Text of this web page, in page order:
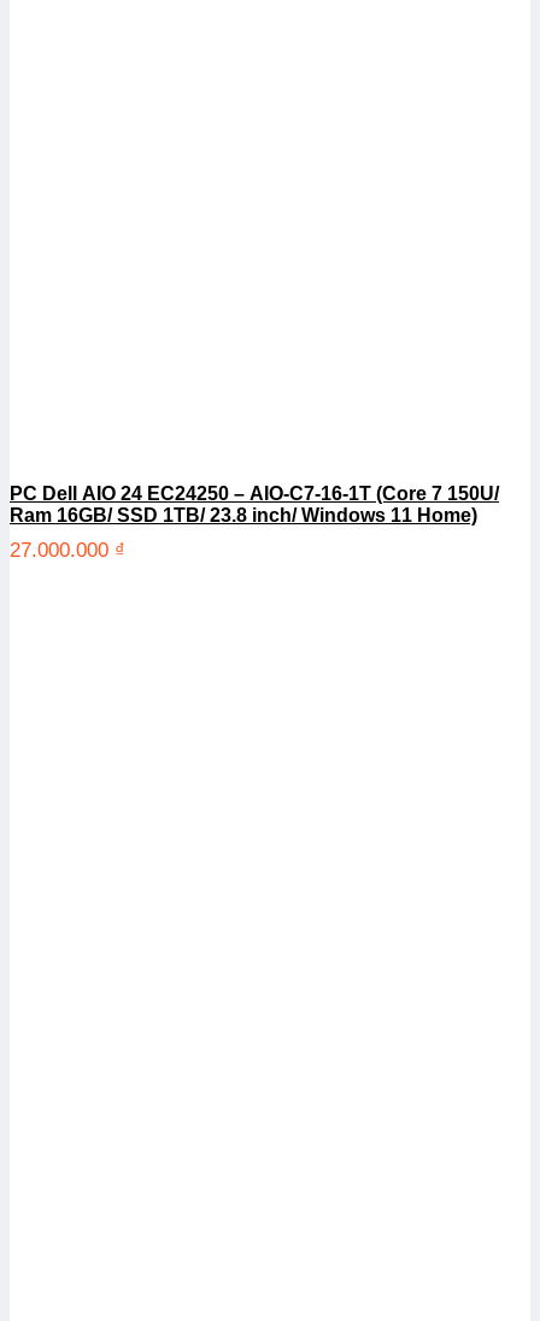
PC Dell AIO 24 EC24250 – AIO-C7-16-1T (Core 7 150U/
Ram 16GB/ SSD 1TB/ 23.8 inch/ Windows 11 Home)
27.000.000 ₫